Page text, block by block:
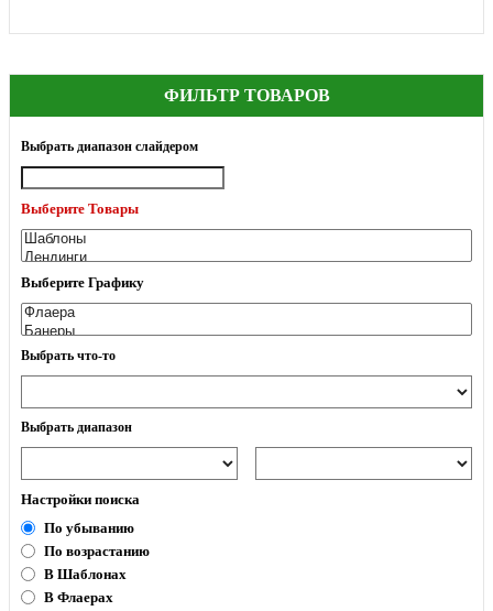
ФИЛЬТР ТОВАРОВ
Выбрать диапазон слайдером
Выберите Товары
Выберите Графику
Выбрать что-то
Выбрать диапазон
Настройки поиска
По убыванию
По возрастанию
В Шаблонах
В Флаерах